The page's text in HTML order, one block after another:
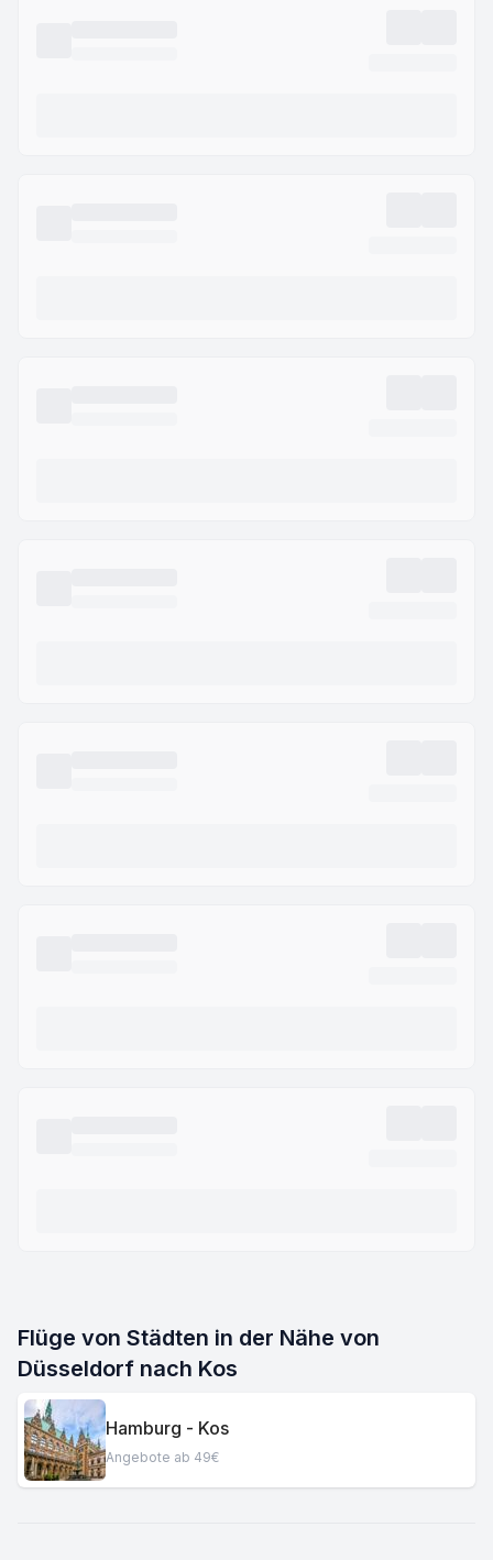
Flüge von Städten in der Nähe von
Düsseldorf nach Kos
Hamburg - Kos
Angebote ab 49€